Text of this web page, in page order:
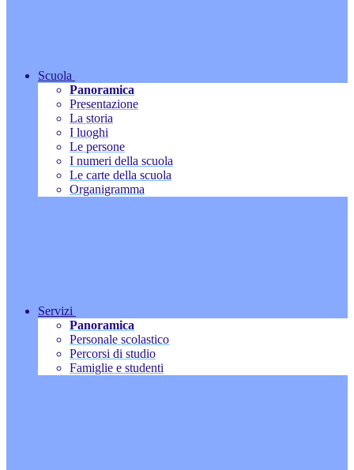
Scuola
Panoramica
Presentazione
La storia
I luoghi
Le persone
I numeri della scuola
Le carte della scuola
Organigramma
Servizi
Panoramica
Personale scolastico
Percorsi di studio
Famiglie e studenti